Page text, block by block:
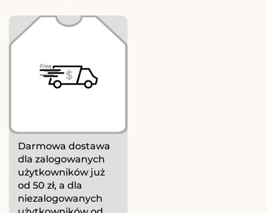
Darmowa dostawa
dla zalogowanych
użytkowników już
od 50 zł, a dla
niezalogowanych